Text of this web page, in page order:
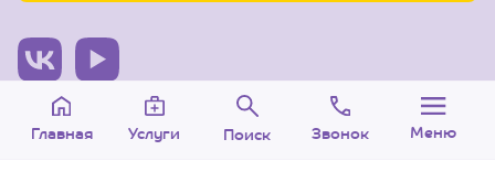
© 2005-2026 Центр доктора Бубновского в Сочи.
ООО «Ариана», лицензия Л041-01126-
Главная Услуги Поиск Звонок Меню